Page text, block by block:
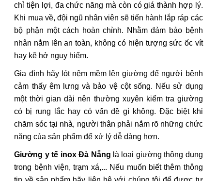
chỉ tiện lợi, đa chức năng mà còn có giá thành hợp lý.
Khi mua về, đội ngũ nhân viên sẽ tiến hành lắp ráp các
bộ phận một cách hoàn chỉnh. Nhằm đảm bảo bệnh
nhân nằm lên an toàn, không có hiện tượng sức ốc vít
hay kẽ hở nguy hiểm.
Gia đình hãy lót nệm mềm lên giường để người bệnh
cảm thấy êm lưng và bảo vệ cột sống. Nếu sử dụng
một thời gian dài nên thường xuyên kiểm tra giường
có bị rung lắc hay có vấn đề gì không. Đặc biệt khi
chăm sóc tại nhà, người thân phải nắm rõ những chức
năng của sản phẩm để xử lý dễ dàng hơn.
Giường y tế inox Đà Nẵng là loại giường thông dụng
trong bệnh viện, trạm xá,... Nếu muốn biết thêm thông